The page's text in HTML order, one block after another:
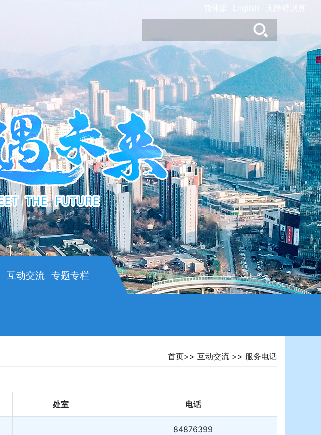
简体版
互动交流 专题专栏
首页>> 互动交流 >> 服务电话
处室 电话
84876399